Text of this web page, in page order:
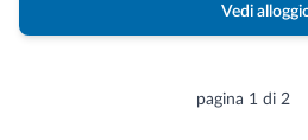
Vedi
pagina 1 di 2